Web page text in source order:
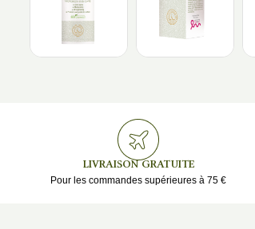
LIVRAISON GRATUITE
Pour les commandes supérieures à 75 €